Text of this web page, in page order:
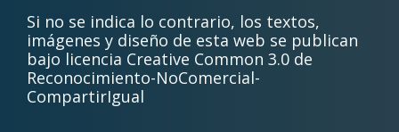
Si no se indica lo contrario, los textos,
imágenes y diseño de esta web se publican
bajo licencia Creative Common 3.0 de
Reconocimiento-NoComercial-
CompartirIgual